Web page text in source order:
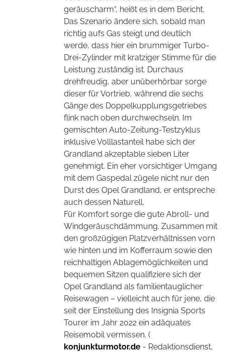
geräuscharm“, heißt es in dem Bericht.
Das Szenario ändere sich, sobald man
richtig aufs Gas steigt und deutlich
werde, dass hier ein brummiger Turbo-
Drei-Zylinder mit kratziger Stimme für die
Leistung zuständig ist. Durchaus
drehfreudig, aber unüberhörbar sorge
dieser für Vortrieb, während die sechs
Gänge des Doppelkupplungsgetriebes
flink nach oben durchwechseln. Im
gemischten Auto-Zeitung-Testzyklus
inklusive Volllastanteil habe sich der
Grandland akzeptable sieben Liter
genehmigt. Ein eher vorsichtiger Umgang
mit dem Gaspedal zügele nicht nur den
Durst des Opel Grandland, er entspreche
auch dessen Naturell.
Für Komfort sorge die gute Abroll- und
Windgeräuschdämmung. Zusammen mit
den großzügigen Platzverhältnissen vorn
wie hinten und im Kofferraum sowie den
reichhaltigen Ablagemöglichkeiten und
bequemen Sitzen qualifiziere sich der
Opel Grandland als familientauglicher
Reisewagen – vielleicht auch für jene, die
seit der Einstellung des Insignia Sports
Tourer im Jahr 2022 ein adäquates
Reisemobil vermissen. (
konjunkturmotor.de - Redaktionsdienst,